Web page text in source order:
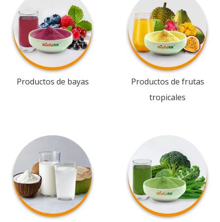
Productos de bayas
Productos de frutas
tropicales